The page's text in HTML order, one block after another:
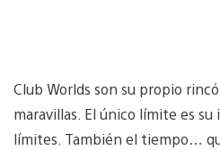
Club Worlds son su propio
maravillas. El único límite es
límites. También el tiempo…